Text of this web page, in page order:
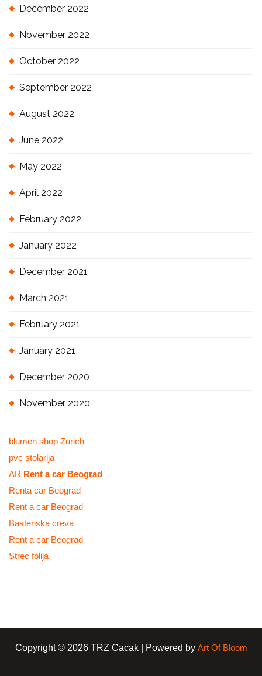
December 2022
November 2022
October 2022
September 2022
August 2022
June 2022
May 2022
April 2022
February 2022
January 2022
December 2021
March 2021
February 2021
January 2021
December 2020
November 2020
blumen shop Zurich
pvc stolarija
AR Rent a car Beograd
Renta car Beograd
Rent a car Beograd
Bastenska creva
Rent a car Beograd
Strec folija
Copyright © 2026 TRZ Cacak | Powered by Art Of Bloom